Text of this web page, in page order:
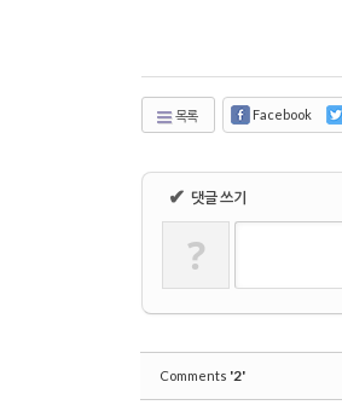
목록 Facebook
✔ 댓글 쓰기
?
Comments '2'